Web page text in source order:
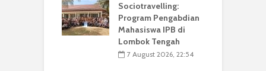
Sociotravelling:
Program Pengabdian
Mahasiswa IPB di
Lombok Tengah
7 August 2026, 22:54